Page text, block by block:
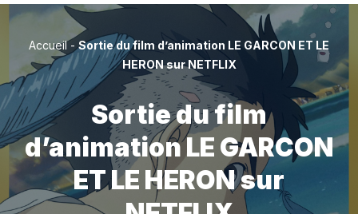
Accueil-Sortie du film d’animation LE GARCON ET LE
HERON sur NETFLIX
Sortie du film
d’animation LE GARCON
ET LE HERON sur